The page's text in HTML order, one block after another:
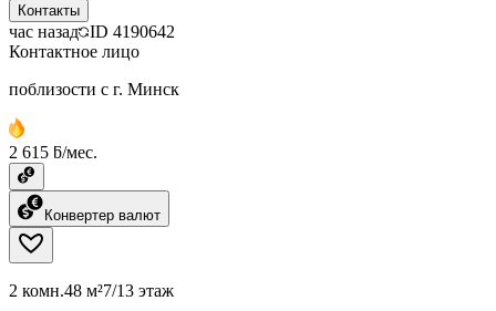
Контакты
час назад ID 4190642
Контактное лицо
поблизости с г. Минск
2 615 ƃ/мес.
Конвертер валют
2 комн.48 м²7/13 этаж